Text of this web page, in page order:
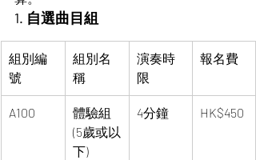
1. 自選曲目組
組別編
號
組別名
稱
演奏時
限
報名費
A100
體驗組
(5歲或以
下)
4分鐘 HK$450